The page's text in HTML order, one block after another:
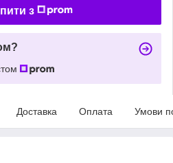
з
Доставка Оплата Умови